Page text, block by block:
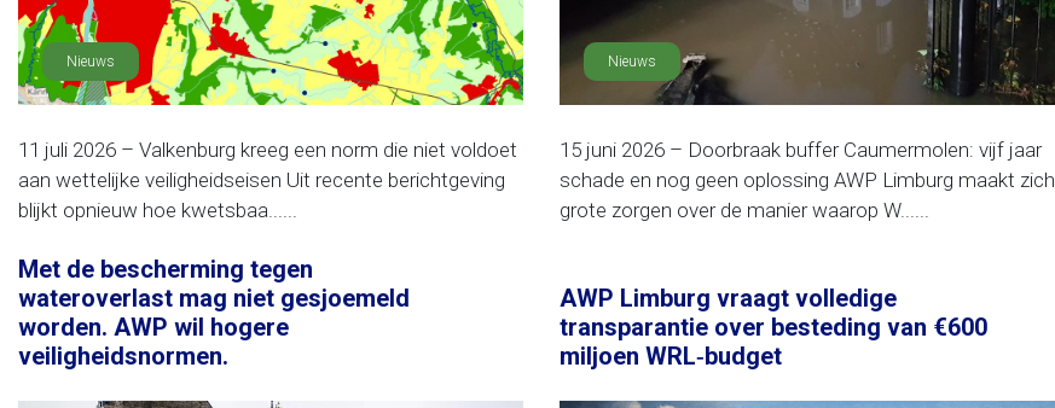
Nieuws
11 juli 2026 – Valkenburg kreeg een norm die niet voldoet
aan wettelijke veiligheidseisen Uit recente berichtgeving
blijkt opnieuw hoe kwetsbaa......
Nieuws
15 juni 2026 – Doorbraak buffer Caumermolen: vijf jaar
schade en nog geen oplossing AWP Limburg maakt zich
grote zorgen over de manier waarop W......
Met de bescherming tegen
wateroverlast mag niet gesjoemeld
worden. AWP wil hogere
veiligheidsnormen.
AWP Limburg vraagt volledige
transparantie over besteding van €600
miljoen WRL‑budget